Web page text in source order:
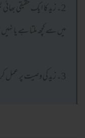
2۔ زید کا ایک حقیقی
میں سے کچھ ملتا ہے یا
3۔ زید کی وصیت پر عمل کرنے سے شریعت کا خلاف ہوگا یا نہیں؟